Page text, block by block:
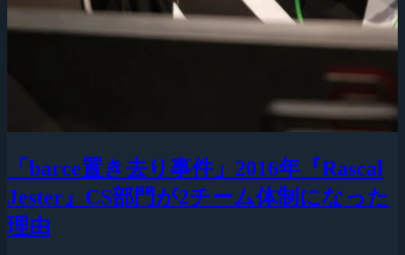
「barce置き去り事件」2016年『Rascal
Jester』CS部門が2チーム体制になった
理由